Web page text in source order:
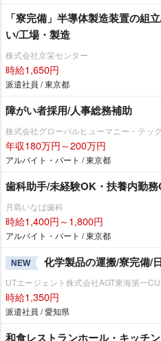
「寮完備」半導体製造装置の組
い/工場・製造
株式会社京栄センター
時給1,650円
派遣社員 / 東京都
障がい者採用/人事総務補助
株式会社グローバルヒューマニー・テック
年収180万円～200万円
アルバイト・パート / 東京都
歯科助手/未経験OK・扶養内勤
月島いなば歯科
時給1,400円～1,800円
アルバイト・パート / 東京都
NEW 化学製品の運搬/寮完備/
UTエージェント株式会社AGT東海第一CU
時給1,350円
派遣社員 / 愛知県
和食レストランホール・キッチ